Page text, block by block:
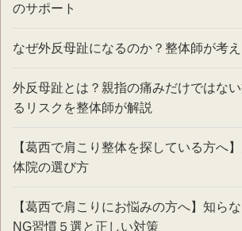
のサポート
なぜ外反母趾になるのか？整体師が考
外反母趾とは？親指の痛みだけではな
るリスクを整体師が解説
【葛西で肩こり整体を探している方へ
体院の選び方
【葛西で肩こりにお悩みの方へ】知ら
NG習慣５選と正しい対策